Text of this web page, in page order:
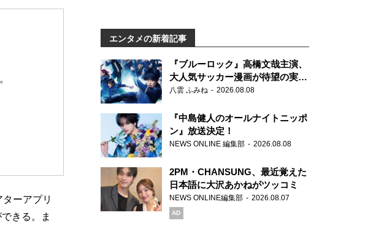
ーアプリ
きる。ま
エンタメの新着記事
『ブルーロック』高橋文哉主演、
大人気サッカー漫画が待望の実写
映画に
八雲 ふみね 2026.08.08
『中島健人のオールナイトニッポ
ン』放送決定！
NEWS ONLINE 編集部 2026.08.08
2PM・CHANSUNG、最近覚えた
日本語に大沢あかねがツッコミ
NEWS ONLINE編集部 2026.08.07
AD